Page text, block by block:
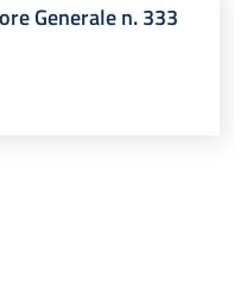
Generale n. 333